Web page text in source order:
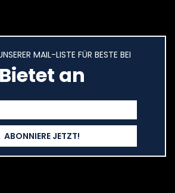
MAIL-LISTE FÜR BESTE BEI
Bietet an